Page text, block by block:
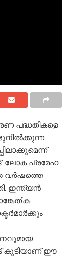
പദ്ധതികളെ
ലോക പ്രമേഹ
വര്‍ഷത്തെ
ഇന്ത്യന്‍
കൂടിയാണ് ഈ